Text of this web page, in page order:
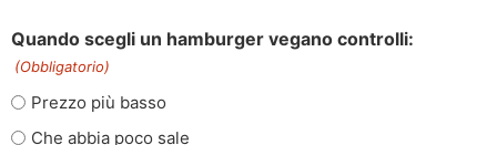
Quando scegli un hamburger vegano controlli:
(Obbligatorio)
Prezzo più basso
Che abbia poco sale